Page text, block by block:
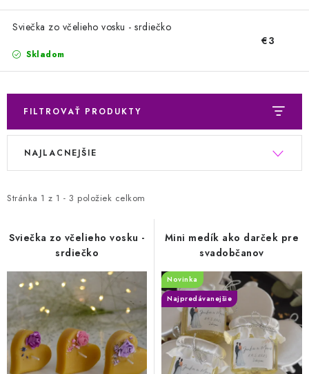
VIANOCE
BLOG
Obchodné podmienky
Podmienky ochrany osobných údajov
Moja objednávka
Sviečka zo včelieho vosku - srdiečko
Skladom
€3
FILTROVAŤ PRODUKTY
V
i
p
o
d
u
k
t
Stránka 1 z 1 - 3 položiek celkom
R
e
i
p
r
o
d
u
NAJLACNEJŠIE
Sviečka zo včelieho vosku -
srdiečko
Mini medík ako darček pre
svadobčanov
Novinka
Najpredávanejšie